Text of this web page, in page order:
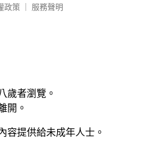
政策
服務聲明
歲者瀏覽。
開。
容提供給未成年人士。